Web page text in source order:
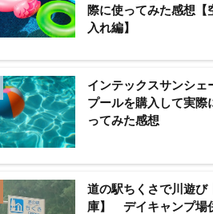
際に使ってみた感想【
入れ編】
インテックスサンシェ
プールを購入して実際
ってみた感想
道の駅ちくさで川遊び
庫】 デイキャンプ場